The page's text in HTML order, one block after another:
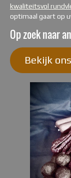
kwaliteitsvol
optimaal gaart op
Op zoek naar
Bekijk